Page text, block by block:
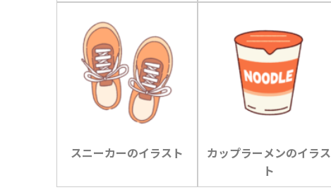
スニーカーのイラスト
カップラーメンのイラス
ト